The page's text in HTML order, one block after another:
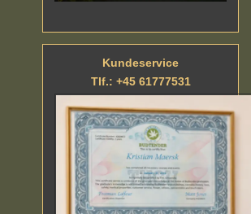
Kundeservice
Tlf.: +45 61777531